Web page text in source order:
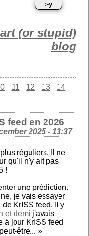
(or stupid)
blog
:-y
11 12 13
14
feed en 2026
2025 - 13:37
réguliers. Il ne
qu'il n'y ait pas
!
une prédiction.
je vais essayer
KrISS feed. Il y
et demi j'avais
à jour KrISS feed
être... »